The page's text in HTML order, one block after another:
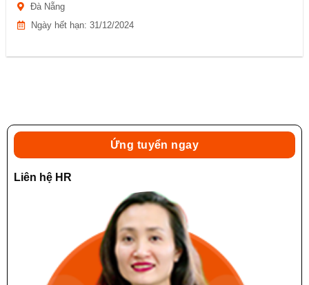
Đà Nẵng
Ngày hết hạn: 31/12/2024
Ứng tuyển ngay
Liên hệ HR